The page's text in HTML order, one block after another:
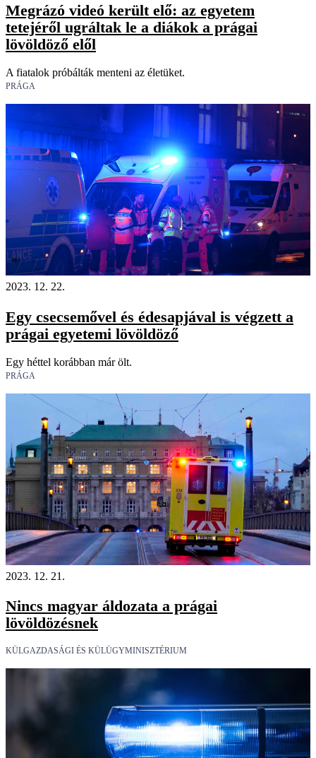
Megrázó videó került elő: az egyetem
tetejéről ugráltak le a diákok a prágai
lövöldöző elől
A fiatalok próbálták menteni az életüket.
PRÁGA
18+
2023. 12. 22.
Egy csecsemővel és édesapjával is végzett a
prágai egyetemi lövöldöző
Egy héttel korábban már ölt.
PRÁGA
2023. 12. 21.
Nincs magyar áldozata a prágai
lövöldözésnek
KÜLGAZDASÁGI ÉS KÜLÜGYMINISZTÉRIUM